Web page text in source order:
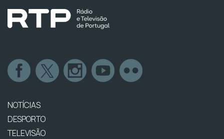
NOTÍCIAS
DESPORTO
TELEVISÃO